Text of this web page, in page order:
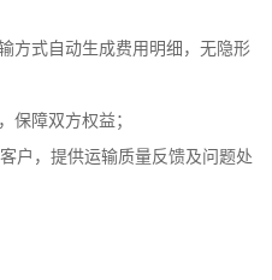
方式自动生成费用明细，无隐形
保障双方权益；
户，提供运输质量反馈及问题处